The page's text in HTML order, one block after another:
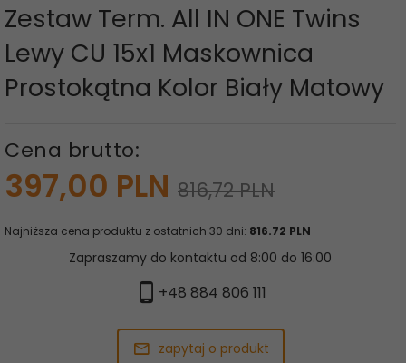
Zestaw Term. All IN ONE Twins
Lewy CU 15x1 Maskownica
Prostokątna Kolor Biały Matowy
Cena brutto:
397,00 PLN 816,72 PLN
Najniższa cena produktu z ostatnich 30 dni: 816.72 PLN
Zapraszamy do kontaktu od 8:00 do 16:00
+48 884 806 111
zapytaj o produkt